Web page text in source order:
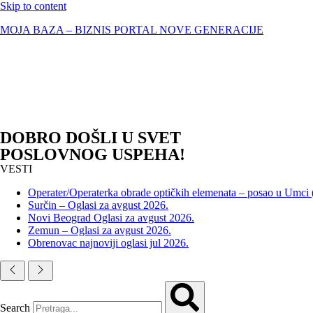
Skip to content
MOJA BAZA – BIZNIS PORTAL NOVE GENERACIJE
DOBRO DOŠLI U SVET
POSLOVNOG USPEHA!
VESTI
Operater/Operaterka obrade optičkih elemenata – posao u Umci
Surčin – Oglasi za avgust 2026.
Novi Beograd Oglasi za avgust 2026.
Zemun – Oglasi za avgust 2026.
Obrenovac najnoviji oglasi jul 2026.
Search